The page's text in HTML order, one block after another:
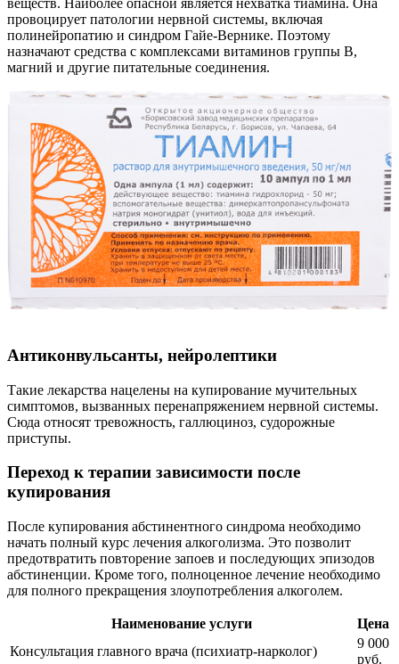
веществ. Наиболее опасной является нехватка тиамина. Она
провоцирует патологии нервной системы, включая
полинейропатию и синдром Гайе-Вернике. Поэтому
назначают средства с комплексами витаминов группы B,
магний и другие питательные соединения.
Антиконвульсанты, нейролептики
Такие лекарства нацелены на купирование мучительных
симптомов, вызванных перенапряжением нервной системы.
Сюда относят тревожность, галлюциноз, судорожные
приступы.
Переход к терапии зависимости после
купирования
После купирования абстинентного синдрома необходимо
начать полный курс лечения алкоголизма. Это позволит
предотвратить повторение запоев и последующих эпизодов
абстиненции. Кроме того, полноценное лечение необходимо
для полного прекращения злоупотребления алкоголем.
Наименование услуги
Цена
Консультация главного врача (психиатр-нарколог)
9 000
руб.